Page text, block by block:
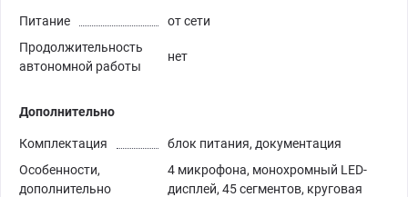
Питание
от сети
Продолжительность
автономной работы
нет
Дополнительно
Комплектация
блок питания, документация
Особенности,
дополнительно
4 микрофона, монохромный LED-
дисплей, 45 сегментов, круговая